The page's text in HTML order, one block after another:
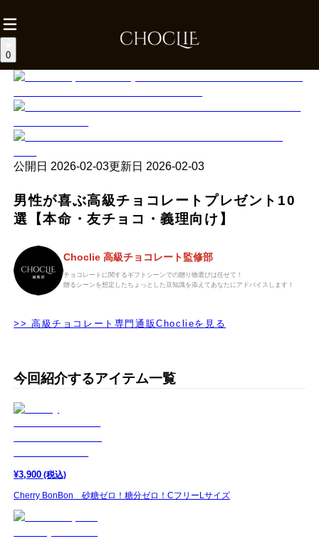
0
公開日 2026-02-03更新日 2026-02-03
男性が喜ぶ高級チョコレートプレゼント10
選【本命・友チョコ・義理向け】
Choclie 高級チョコレート監修部
チョコレートに関するギフトシーンでの贈り物選びは任せて！
贈るシーンを想定したちょっとした豆知識を添えてあなたにアドバイスします！
>> 高級チョコレート専門通販Choclieを見る
今回紹介するアイテム一覧
¥3,900 (税込)
Cherry BonBon 砂糖ゼロ！糖分ゼロ！CフリーLサイズ